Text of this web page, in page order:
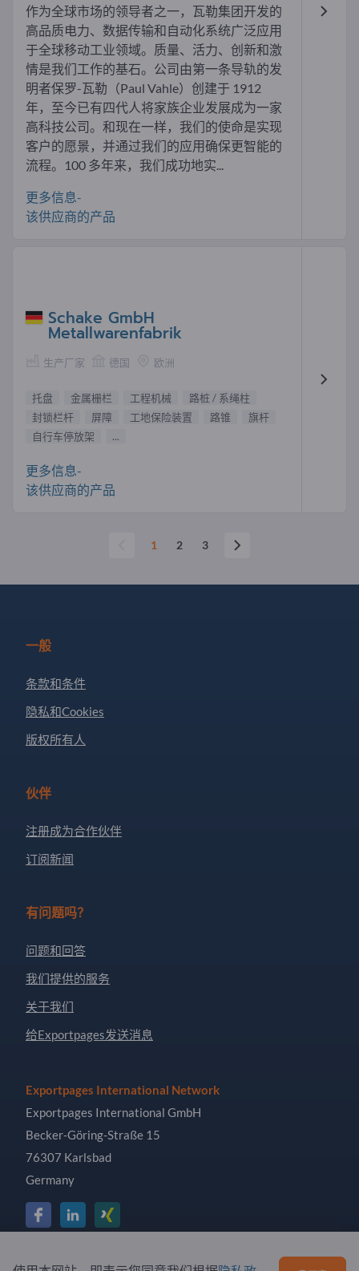
作为全球市场的领导者之一，瓦勒集团开发的
高品质电力、数据传输和自动化系统广泛应用
于全球移动工业领域。质量、活力、创新和激
情是我们工作的基石。公司由第一条导轨的发
明者保罗-瓦勒（Paul Vahle）创建于 1912
年，至今已有四代人将家族企业发展成为一家
高科技公司。和现在一样，我们的使命是实现
客户的愿景，并通过我们的应用确保更智能的
流程。100 多年来，我们成功地实...
更多信息-
该供应商的产品
Schake GmbH
Metallwarenfabrik
生产厂家 德国 欧洲
托盘 金属栅栏 工程机械
路桩 / 系绳柱
封锁栏杆
屏障 工地保险装置 路锥
旗杆
自行车停放架
...
更多信息-
该供应商的产品
1 2 3
一般
条款和条件
隐私和Cookies
版权所有人
伙伴
注册成为合作伙伴
订阅新闻
有问题吗？
问题和回答
我们提供的服务
关于我们
给Exportpages发送消息
Exportpages International Network
Exportpages International GmbH
Becker-Göring-Straße 15
76307 Karlsbad
Germany
Copyright © 2026 Exportpages International GmbH. All